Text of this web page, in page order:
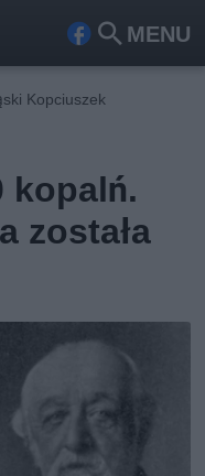
MENU
Fa
ook
Szu
kaj
Kopciuszek
kopalń.
została